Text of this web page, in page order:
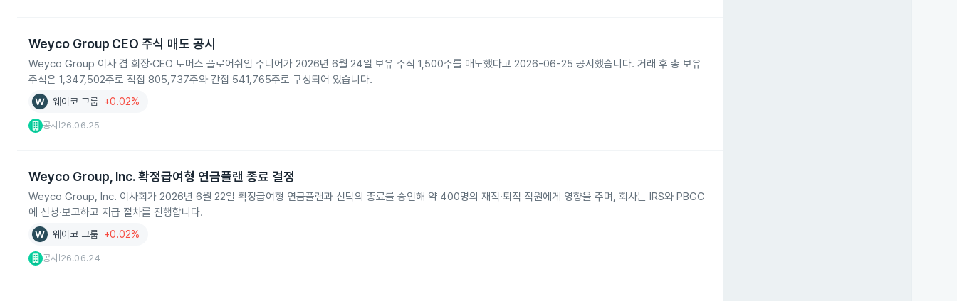
Weyco Group CEO 주식 매도 공시
Weyco Group 이사 겸 회장·CEO 토머스 플로어쉬임 주니어가 2026년 6월 24일 보유 주식 1,500주를 매도했다고 2026-06-25 공시했습니다. 거래 후 총 보유
주식은 1,347,502주로 직접 805,737주와 간접 541,765주로 구성되어 있습니다.
웨이코 그룹 +0.02%
공시 26.06.25
Weyco Group, Inc. 확정급여형 연금플랜 종료 결정
Weyco Group, Inc. 이사회가 2026년 6월 22일 확정급여형 연금플랜과 신탁의 종료를 승인해 약 400명의 재직·퇴직 직원에게 영향을 주며, 회사는 IRS와 PBGC
에 신청·보고하고 지급 절차를 진행합니다.
웨이코 그룹 +0.02%
공시 26.06.24